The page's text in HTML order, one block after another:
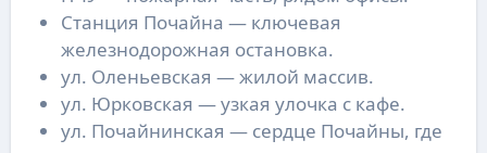
Станция Почайна — ключевая
железнодорожная остановка.
ул. Оленьевская — жилой массив.
ул. Юрковская — узкая улочка с кафе.
ул. Почайнинская — сердце Почайны, где